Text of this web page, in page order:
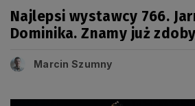
Najlepsi wystawcy 766.
Dominika. Znamy już
Marcin Szumny